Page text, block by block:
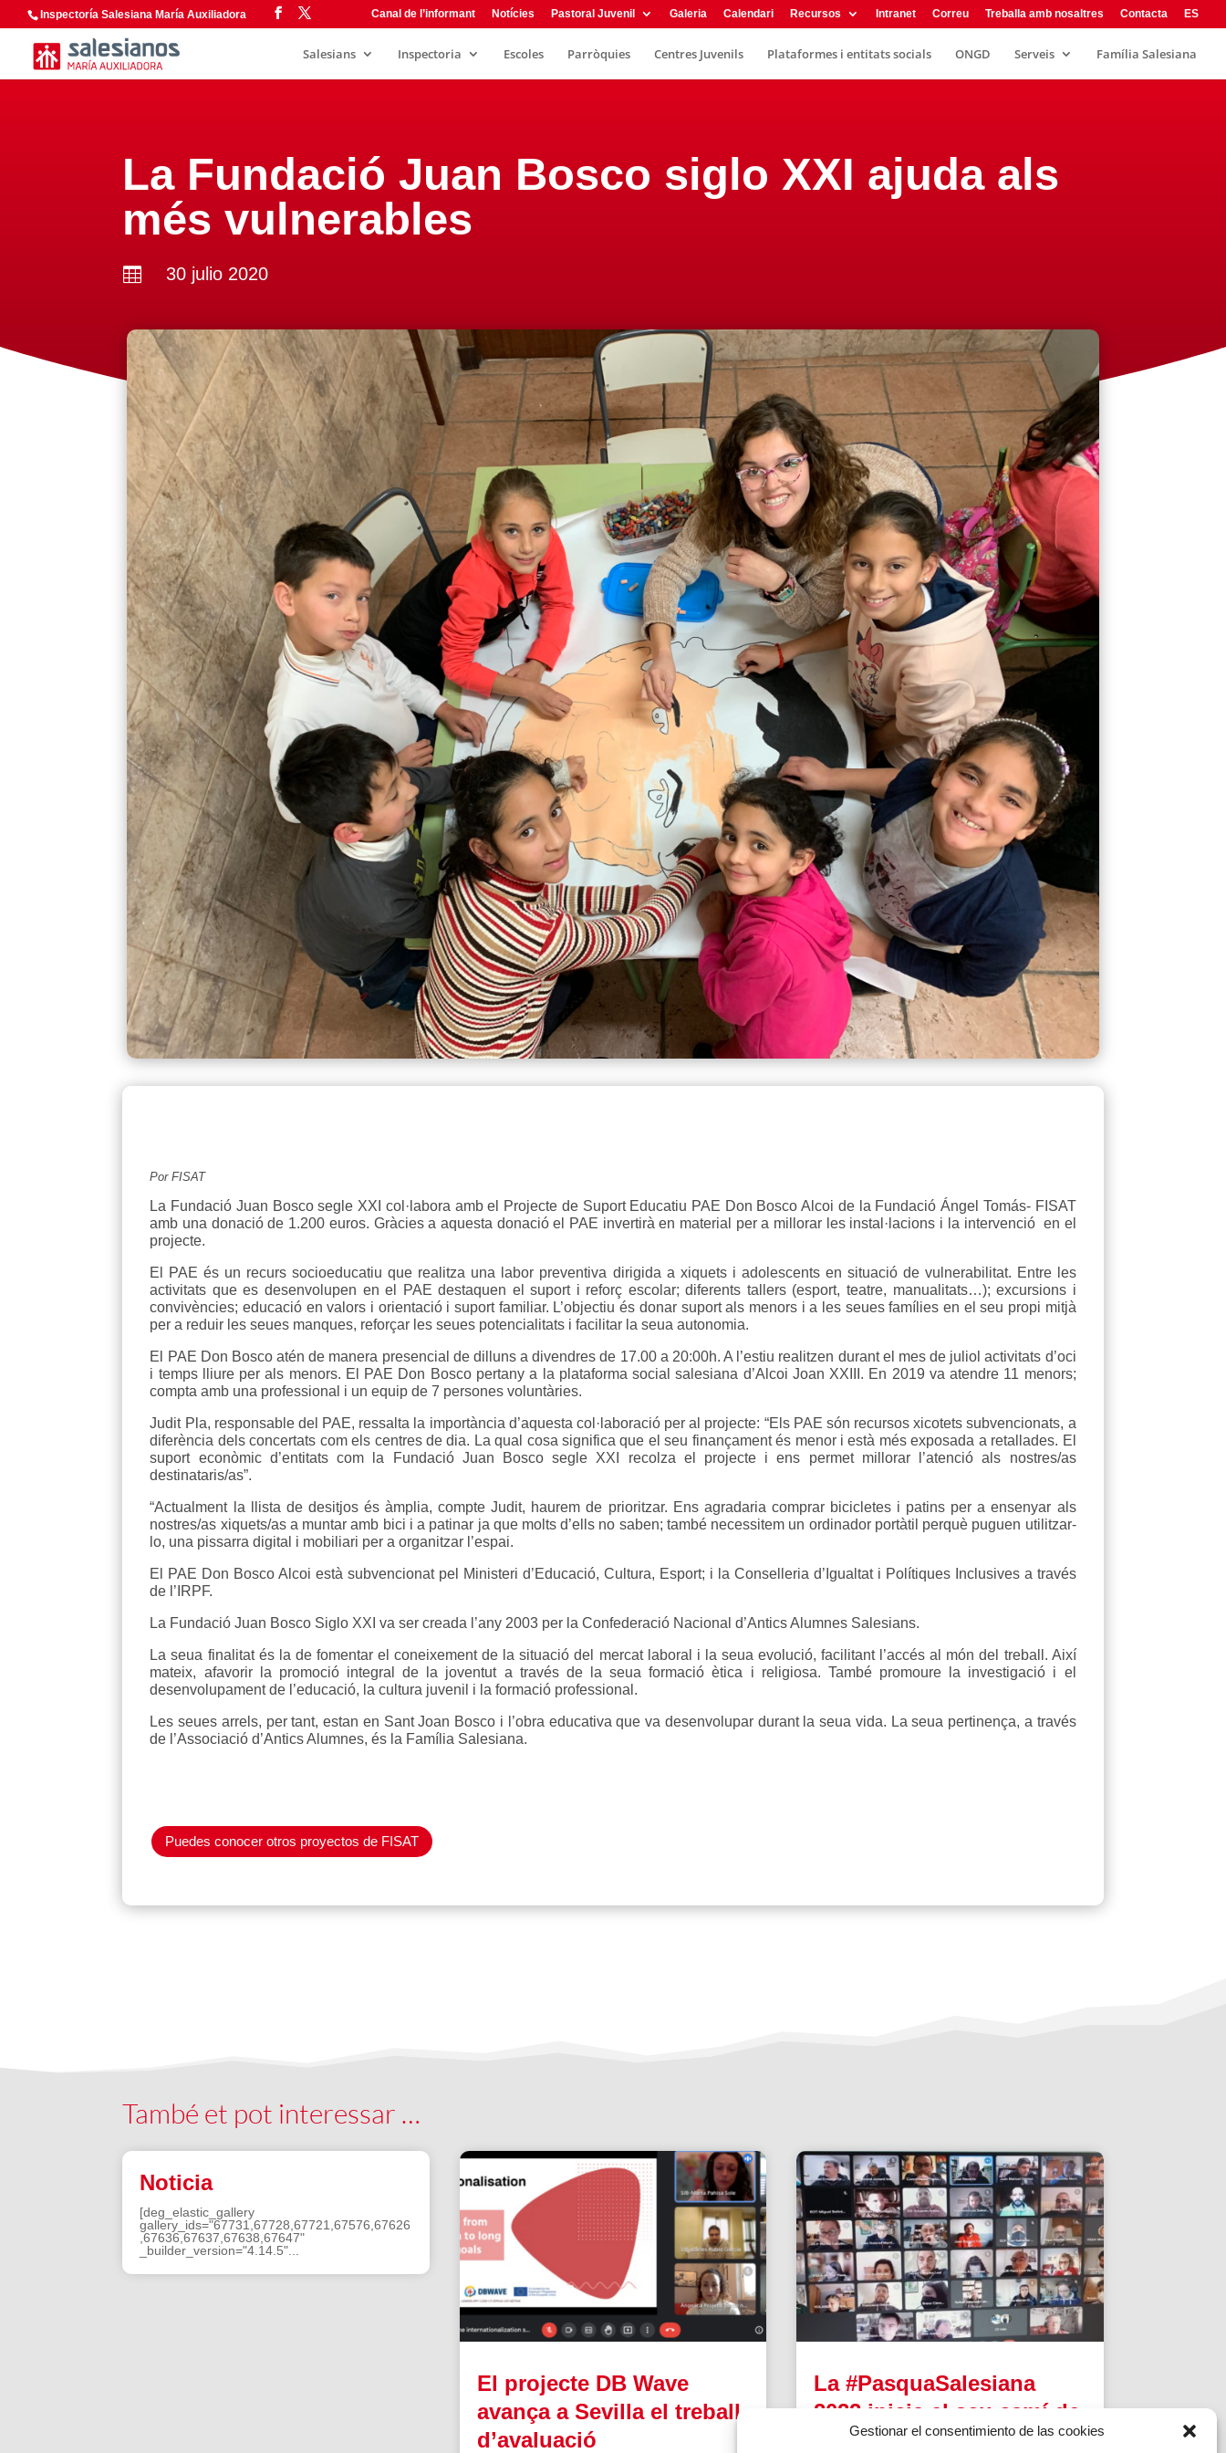
Gestionar el consentimiento de las cookies
Inspectoría Salesiana María Auxiliadora Canal de l’informant Notícies Pastoral Juvenil Galeria Calendari Recursos Intranet Correu Treballa amb nosaltres Contacta ES
Salesians Inspectoria Escoles Parròquies Centres Juvenils Plataformes i entitats socials ONGD Serveis Família Salesiana
La Fundació Juan Bosco siglo XXI ajuda als
més vulnerables
 30 julio 2020
Por FISAT
La Fundació Juan Bosco segle XXI col·labora amb el Projecte de Suport Educatiu PAE Don Bosco Alcoi de la Fundació Ángel Tomás- FISAT
amb una donació de 1.200 euros. Gràcies a aquesta donació el PAE invertirà en material per a millorar les instal·lacions i la intervenció en el
projecte.
El PAE és un recurs socioeducatiu que realitza una labor preventiva dirigida a xiquets i adolescents en situació de vulnerabilitat. Entre les
activitats que es desenvolupen en el PAE destaquen el suport i reforç escolar; diferents tallers (esport, teatre, manualitats…); excursions i
convivències; educació en valors i orientació i suport familiar. L’objectiu és donar suport als menors i a les seues famílies en el seu propi mitjà
per a reduir les seues manques, reforçar les seues potencialitats i facilitar la seua autonomia.
El PAE Don Bosco atén de manera presencial de dilluns a divendres de 17.00 a 20:00h. A l’estiu realitzen durant el mes de juliol activitats d’oci
i temps lliure per als menors. El PAE Don Bosco pertany a la plataforma social salesiana d’Alcoi Joan XXIII. En 2019 va atendre 11 menors;
compta amb una professional i un equip de 7 persones voluntàries.
Judit Pla, responsable del PAE, ressalta la importància d’aquesta col·laboració per al projecte: “Els PAE són recursos xicotets subvencionats, a
diferència dels concertats com els centres de dia. La qual cosa significa que el seu finançament és menor i està més exposada a retallades. El
suport econòmic d’entitats com la Fundació Juan Bosco segle XXI recolza el projecte i ens permet millorar l’atenció als nostres/as
destinataris/as”.
“Actualment la llista de desitjos és àmplia, compte Judit, haurem de prioritzar. Ens agradaria comprar bicicletes i patins per a ensenyar als
nostres/as xiquets/as a muntar amb bici i a patinar ja que molts d’ells no saben; també necessitem un ordinador portàtil perquè puguen utilitzar-
lo, una pissarra digital i mobiliari per a organitzar l’espai.
El PAE Don Bosco Alcoi està subvencionat pel Ministeri d’Educació, Cultura, Esport; i la Conselleria d’Igualtat i Polítiques Inclusives a través
de l’IRPF.
La Fundació Juan Bosco Siglo XXI va ser creada l’any 2003 per la Confederació Nacional d’Antics Alumnes Salesians.
La seua finalitat és la de fomentar el coneixement de la situació del mercat laboral i la seua evolució, facilitant l’accés al món del treball. Així
mateix, afavorir la promoció integral de la joventut a través de la seua formació ètica i religiosa. També promoure la investigació i el
desenvolupament de l’educació, la cultura juvenil i la formació professional.
Les seues arrels, per tant, estan en Sant Joan Bosco i l’obra educativa que va desenvolupar durant la seua vida. La seua pertinença, a través
de l’Associació d’Antics Alumnes, és la Família Salesiana.
Puedes conocer otros proyectos de FISAT
També et pot interessar …
Noticia
[deg_elastic_gallery
gallery_ids="67731,67728,67721,67576,67626
,67636,67637,67638,67647"
_builder_version="4.14.5"...
El projecte DB Wave
avança a Sevilla el treball
d’avaluació
La #PasquaSalesiana
2022 inicia el seu camí de
preparació